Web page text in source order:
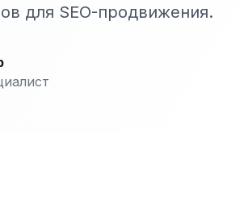
для SEO-продвижения.